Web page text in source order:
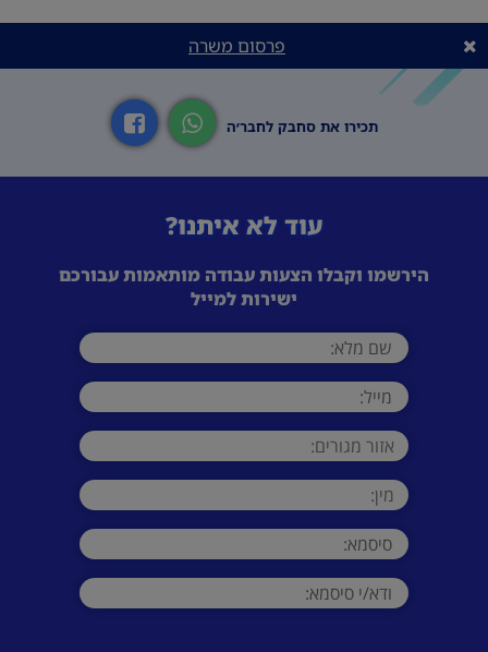
פרסום משרה
תכירו את סחבק לחבר׳ה
עוד לא איתנו?
הירשמו וקבלו הצעות עבודה מותאמות עבורכם
ישירות למייל